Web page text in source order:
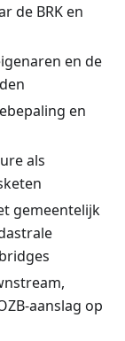
de BRK en
en de
en
als
gemeentelijk
aanslag op